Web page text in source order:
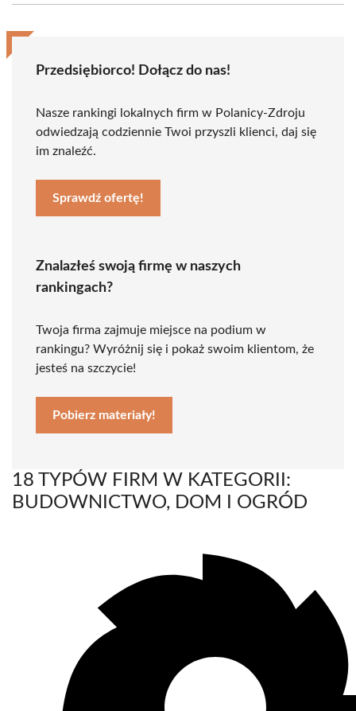
Przedsiębiorco! Dołącz do nas!
Nasze rankingi lokalnych firm w Polanicy-Zdroju
odwiedzają codziennie Twoi przyszli klienci, daj się
im znaleźć.
Sprawdź ofertę!
Znalazłeś swoją firmę w naszych
rankingach?
Twoja firma zajmuje miejsce na podium w
rankingu? Wyróżnij się i pokaż swoim klientom, że
jesteś na szczycie!
Pobierz materiały!
18 TYPÓW FIRM W KATEGORII:
BUDOWNICTWO, DOM I OGRÓD